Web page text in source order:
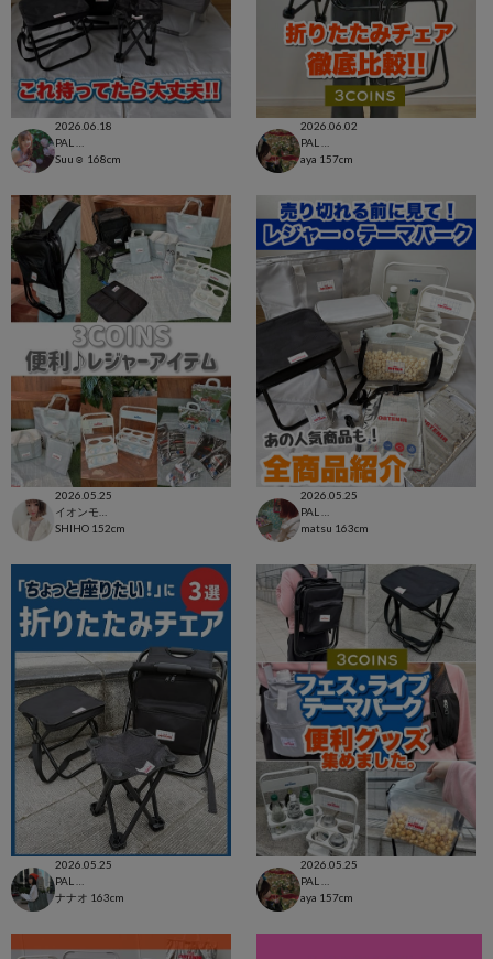
2026.06.18
Suu☺︎ 168cm
2026.06.02
aya 157cm
2026.05.25
SHIHO 152cm
2026.05.25
matsu 163cm
2026.05.25
ナナオ 163cm
2026.05.25
aya 157cm